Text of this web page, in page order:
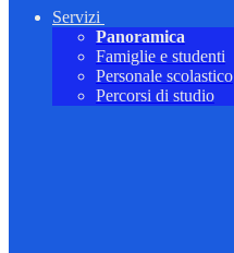
Servizi
Panoramica
Famiglie e studenti
Personale scolastico
Percorsi di studio